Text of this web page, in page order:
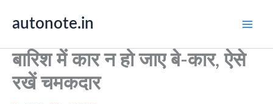
autonote.in
बारिश में कार न हो जाए बे-कार, ऐसे
रखें चमकदार